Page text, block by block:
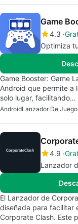
Game
4.3
Optimiza
Game Booster: Game
Android que permite a
solo lugar, facilitando…
AndroidLanzador De
4.9
Lanzador
El Lanzador de
diseñada para facilitar
Corporate Clash. Este